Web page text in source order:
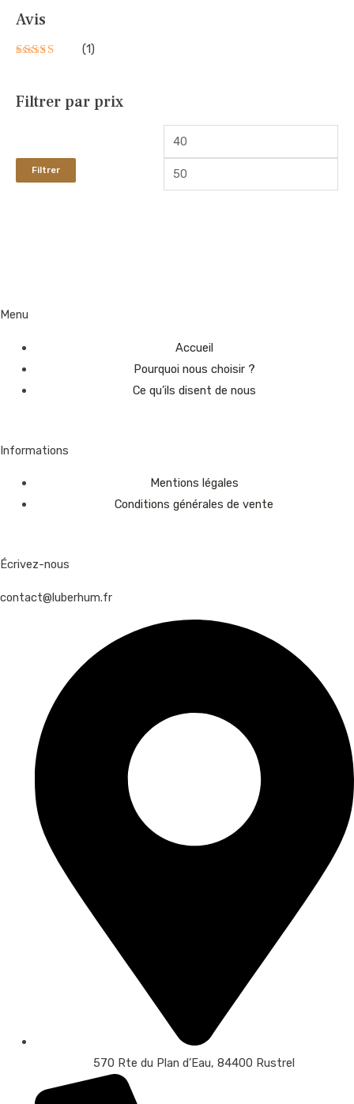
Avis
(1)
Filtrer par prix
Filtrer
Menu
Accueil
Pourquoi nous choisir ?
Ce qu’ils disent de nous
Informations
Mentions légales
Conditions générales de vente
Écrivez-nous
contact@luberhum.fr
570 Rte du Plan d’Eau, 84400 Rustrel